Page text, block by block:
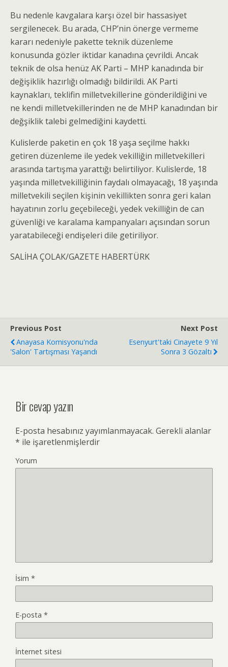
Bu nedenle kavgalara karşı özel bir hassasiyet
sergilenecek. Bu arada, CHP’nin önerge vermeme
kararı nedeniyle pakette teknik düzenleme
konusunda gözler iktidar kanadına çevrildi. Ancak
teknik de olsa henüz AK Parti – MHP kanadında bir
değişiklik hazırlığı olmadığı bildirildi. AK Parti
kaynakları, teklifin milletvekillerine gönderildiğini ve
ne kendi milletvekillerinden ne de MHP kanadından bir
değşiklik talebi gelmediğini kaydetti.
Kulislerde paketin en çok 18 yaşa seçilme hakkı
getiren düzenleme ile yedek vekilliğin milletvekilleri
arasında tartışma yarattığı belirtiliyor. Kulislerde, 18
yaşında milletvekilliğinin faydalı olmayacağı, 18 yaşında
milletvekili seçilen kişinin vekillikten sonra geri kalan
hayatının zorlu geçebileceği, yedek vekilliğin de can
güvenliği ve karalama kampanyaları açısından sorun
yaratabileceği endişeleri dile getiriliyor.
SALİHA ÇOLAK/GAZETE HABERTÜRK
Previous Post
Anayasa Komisyonu'nda
'salon' Tartışması Yaşandı
Next Post
Esenyurt'taki Cinayete 9 Yıl
Sonra 3 Gözaltı
Bir cevap yazın
E-posta hesabınız yayımlanmayacak. Gerekli alanlar
* ile işaretlenmişlerdir
Yorum
İsim *
E-posta *
İnternet sitesi